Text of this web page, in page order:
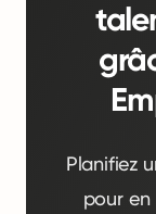
Planifiez
pour